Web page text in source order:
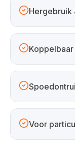
Hergebruik
Voor